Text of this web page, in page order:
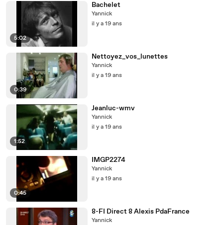
5:02
Bachelet
Yannick
il y a 19 ans
0:39
Nettoyez_vos_lunettes
Yannick
il y a 19 ans
1:52
Jeanluc-wmv
Yannick
il y a 19 ans
0:45
IMGP2274
Yannick
il y a 19 ans
8-FI Direct 8 Alexis PdaFrance
Yannick